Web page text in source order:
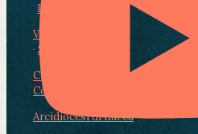
Photo
View on Facebook
· Share
Condividi su Facebook
Condividi su LinkedIn
Arcidiocesi di Lucca